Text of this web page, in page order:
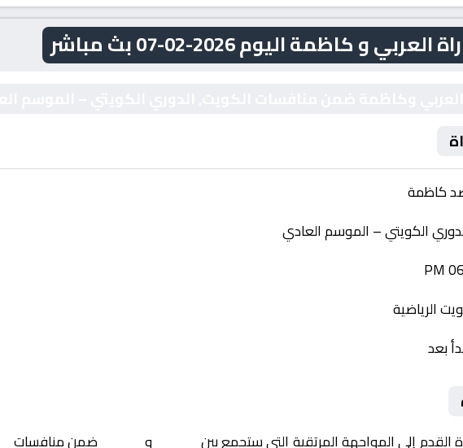
و كاظمة اليوم 2026-02-07 بث مباشر
كاظمة
الكويتي – الموسم العادي
الرياضية
بعد
القدم إلى المواجهة المرتقبة التي ستجمع بين وكاظمة ضمن منافسات